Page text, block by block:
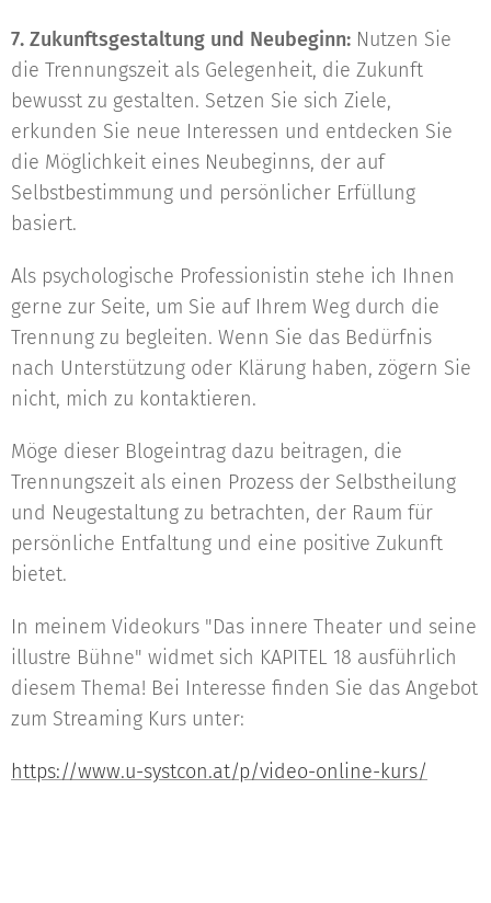
7. Zukunftsgestaltung und Neubeginn: Nutzen Sie
die Trennungszeit als Gelegenheit, die Zukunft
bewusst zu gestalten. Setzen Sie sich Ziele,
erkunden Sie neue Interessen und entdecken Sie
die Möglichkeit eines Neubeginns, der auf
Selbstbestimmung und persönlicher Erfüllung
basiert.
Als psychologische Professionistin stehe ich Ihnen
gerne zur Seite, um Sie auf Ihrem Weg durch die
Trennung zu begleiten. Wenn Sie das Bedürfnis
nach Unterstützung oder Klärung haben, zögern Sie
nicht, mich zu kontaktieren.
Möge dieser Blogeintrag dazu beitragen, die
Trennungszeit als einen Prozess der Selbstheilung
und Neugestaltung zu betrachten, der Raum für
persönliche Entfaltung und eine positive Zukunft
bietet.
In meinem Videokurs "Das innere Theater und seine
illustre Bühne" widmet sich KAPITEL 18 ausführlich
diesem Thema! Bei Interesse finden Sie das Angebot
zum Streaming Kurs unter:
https://www.u-systcon.at/p/video-online-kurs/